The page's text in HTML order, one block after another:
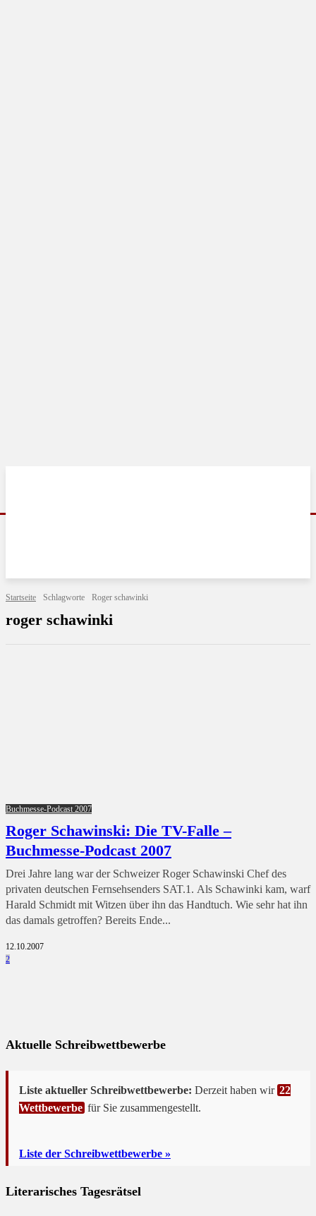
Startseite Schlagworte Roger schawinki
roger schawinki
Buchmesse-Podcast 2007
Roger Schawinski: Die TV-Falle –
Buchmesse-Podcast 2007
Drei Jahre lang war der Schweizer Roger Schawinski Chef des
privaten deutschen Fernsehsenders SAT.1. Als Schawinki kam, warf
Harald Schmidt mit Witzen über ihn das Handtuch. Wie sehr hat ihn
das damals getroffen? Bereits Ende...
12.10.2007
2
Aktuelle Schreibwettbewerbe
Liste aktueller Schreibwettbewerbe: Derzeit haben wir 22
Wettbewerbe für Sie zusammengestellt.
Liste der Schreibwettbewerbe »
Literarisches Tagesrätsel